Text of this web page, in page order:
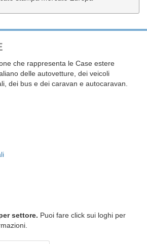
che rappresenta le Case estere
delle autovetture, dei veicoli
dei bus e dei caravan e autocaravan.
settore. Puoi fare click sui loghi per